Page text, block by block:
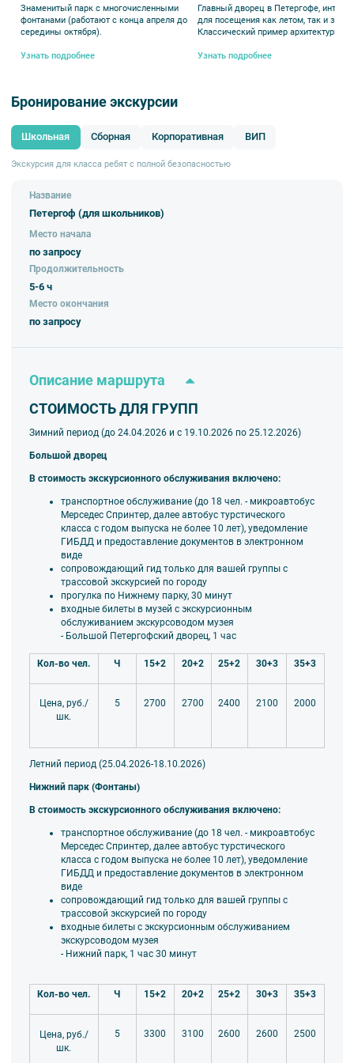
Организуем трансфер на проверенном современном автобусе и
питание по запросу. Личный менеджер будет на связи даже во
время проведения мероприятия.
Петербург».
наглядно изучить то, что они проходят в школе в теории.
Важно:Планируйте поездку заранее. Большой дворец закрыт по
дни рекомендуем сосредоточиться на парках и малых дворцах.
Знаменитый парк с многочисленными
фонтанами (работают с конца апреля до
середины октября).
Узнать подробнее
Главный дворец в Петергофе,
для посещения как летом, так и
Классический пример архитектурного
Узнать подробнее
Бронирование экскурсии
Школьная Сборная Корпоративная ВИП
Экскурсия для класса ребят с полной безопасностью
Название
Петергоф (для школьников)
Место начала
по запросу
Продолжительность
5-6 ч
Место окончания
по запросу
Описание маршрута
СТОИМОСТЬ ДЛЯ ГРУПП
Зимний период (до 24.04.2026 и с 19.10.2026 по 25.12.2026)
Большой дворец
В стоимость экскурсионного обслуживания включено:
транспортное обслуживание (до 18 чел. - микроавтобус
Мерседес Спринтер, далее автобус турстического
класса с годом выпуска не более 10 лет), уведомление
ГИБДД и предоставление документов в электронном
виде
сопровождающий гид только для вашей группы с
трассовой экскурсией по городу
прогулка по Нижнему парку, 30 минут
входные билеты в музей с экскурсионным
обслуживанием экскурсоводом музея
- Большой Петергофский дворец, 1 час
Кол-во чел. Ч 15+2 20+2 25+2 30+3 35+3
Цена, руб./
шк.
5 2700 2700 2400 2100 2000
Летний период (25.04.2026-18.10.2026)
Нижний парк (Фонтаны)
В стоимость экскурсионного обслуживания включено:
транспортное обслуживание (до 18 чел. - микроавтобус
Мерседес Спринтер, далее автобус турстического
класса с годом выпуска не более 10 лет), уведомление
ГИБДД и предоставление документов в электронном
виде
сопровождающий гид только для вашей группы с
трассовой экскурсией по городу
входные билеты с экскурсионным обслуживанием
экскурсоводом музея
- Нижний парк, 1 час 30 минут
Кол-во чел. Ч 15+2 20+2 25+2 30+3 35+3
Цена, руб./
шк.
5 3300 3100 2600 2600 2500